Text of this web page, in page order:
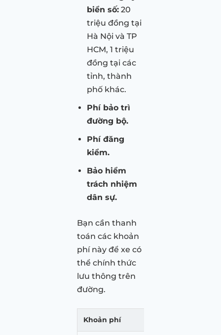
biển số: 20
triệu đồng tại
Hà Nội và TP
HCM, 1 triệu
đồng tại các
tỉnh, thành
phố khác.
Phí bảo trì
đường bộ.
Phí đăng
kiểm.
Bảo hiểm
trách nhiệm
dân sự.
Bạn cần thanh
toán các khoản
phí này để xe có
thể chính thức
lưu thông trên
đường.
Khoản phí